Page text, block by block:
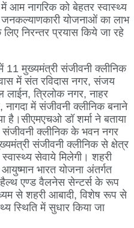
आम नागरिक को बेहतर स्वास्थ्य
योजनाओं का लाभ
निरन्तर प्रयास किये जा रहे
11 मुख्यमंत्री संजीवनी क्लीनिक
में संत रविदास नगर, संजय
लाईन, त्रिलोक नगर, नाहर
नागदा में संजीवनी क्लीनिक बनाने
है।सीएमएचओ डॉ शर्मा ने बताया
संजीवनी क्लीनिक के भवन नगर
संजीवनी क्लीनिक से क्षेत्र
सेवाये मिलेगी। शहरी
भारत योजना अंतर्गत
एण्ड वैलनेस सेन्टर्स के रूप
से शहरी आबादी, विशेष रूप से
स्थिति में सुधार किया जा